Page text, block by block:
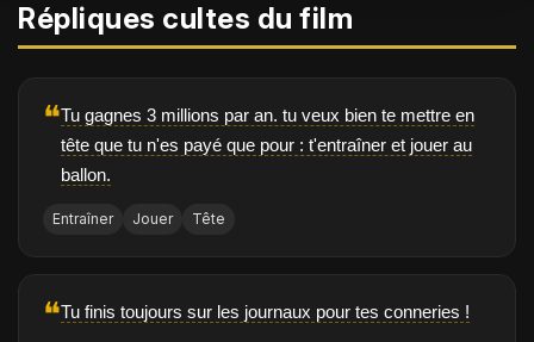
Répliques cultes du film
❝Tu gagnes 3 millions par an. tu veux bien te mettre en
tête que tu n'es payé que pour : t'entraîner et jouer au
ballon.
Entraîner Jouer Tête
❝Tu finis toujours sur les journaux pour tes conneries !